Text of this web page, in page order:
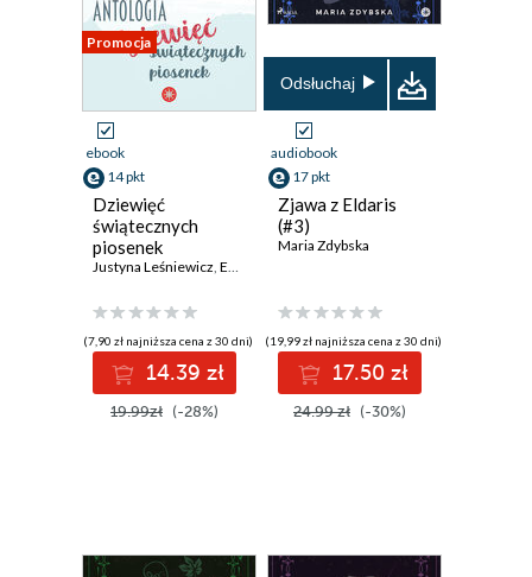
Promocja
ebook
14 pkt
Dziewięć
świątecznych
piosenek
Justyna Leśniewicz, Ewelina Nawara
(7,90 zł najniższa cena z 30 dni)
14.39 zł
19.99zł (-28%)
Odsłuchaj
audiobook
17 pkt
Zjawa z Eldaris
(#3)
Maria Zdybska
(19,99 zł najniższa cena z 30 dni)
17.50 zł
24.99 zł (-30%)